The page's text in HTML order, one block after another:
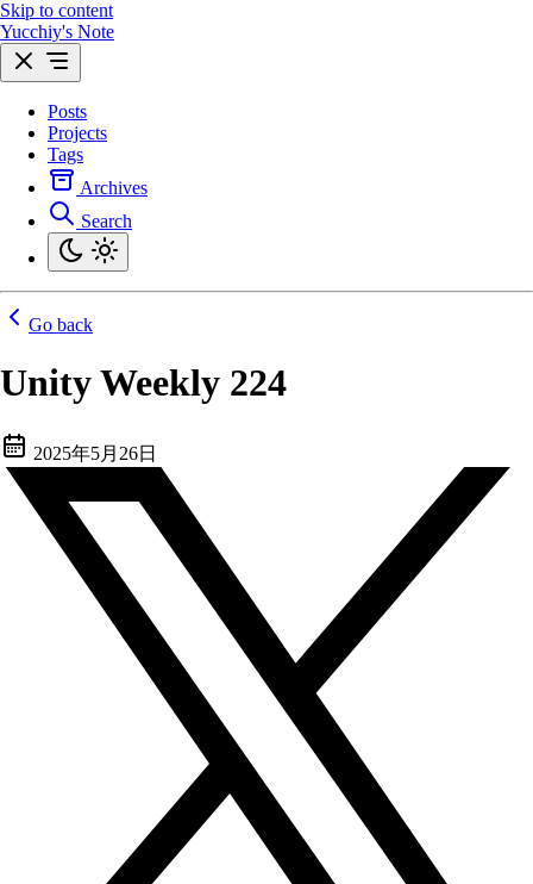
Skip to content
Yucchiy's Note
Posts
Projects
Tags
Archives
Search
Go back
Unity Weekly 224
2025年5月26日